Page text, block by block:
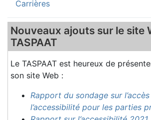
Carrières
Nouveaux ajouts sur le site
TASPAAT
Le TASPAAT est heureux de
son site Web :
Rapport du sondage sur
l’accessibilité pour les parties